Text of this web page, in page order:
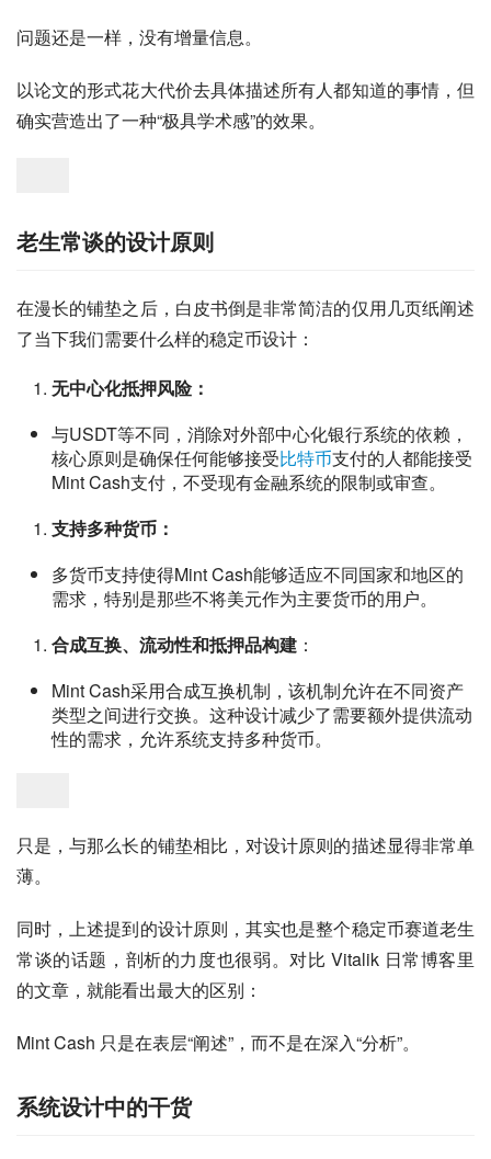
问题还是一样，没有增量信息。
以论文的形式花大代价去具体描述所有人都知道的事情，但
确实营造出了一种“极具学术感”的效果。
老生常谈的设计原则
在漫长的铺垫之后，白皮书倒是非常简洁的仅用几页纸阐述
了当下我们需要什么样的稳定币设计：
无中心化抵押风险：
与USDT等不同，消除对外部中心化银行系统的依赖，
核心原则是确保任何能够接受比特币支付的人都能接受
Mint Cash支付，不受现有金融系统的限制或审查。
支持多种货币：
多货币支持使得Mint Cash能够适应不同国家和地区的
需求，特别是那些不将美元作为主要货币的用户。
合成互换、流动性和抵押品构建 ：
Mint Cash采用合成互换机制，该机制允许在不同资产
类型之间进行交换。这种设计减少了需要额外提供流动
性的需求，允许系统支持多种货币。
只是，与那么长的铺垫相比，对设计原则的描述显得非常单
薄。
同时，上述提到的设计原则，其实也是整个稳定币赛道老生
常谈的话题，剖析的力度也很弱。对比 Vitalik 日常博客里
的文章，就能看出最大的区别：
Mint Cash 只是在表层“阐述”，而不是在深入“分析”。
系统设计中的干货